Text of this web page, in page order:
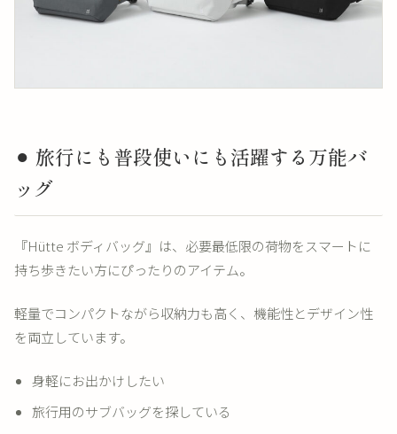
⚫︎ 旅行にも普段使いにも活躍する万能バ
ッグ
『Hütte ボディバッグ』は、必要最低限の荷物をスマートに
持ち歩きたい方にぴったりのアイテム。
軽量でコンパクトながら収納力も高く、機能性とデザイン性
を両立しています。
身軽にお出かけしたい
旅行用のサブバッグを探している